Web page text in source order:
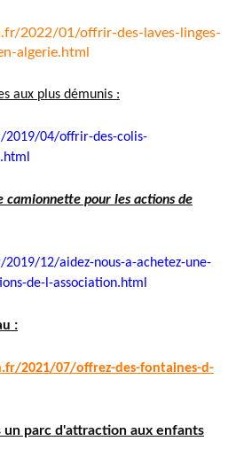
2022/01/offrir-des-laves- linges-
algerie.html
aux plus démunis :
2019/04/offrir-des-colis-
camionnette pour les actions de
2019/12/aidez-nous-a-achetez-une-
de-l-association.html
:
2021/07/offrez-des-fontaines-d-
parc d'attraction aux enfants